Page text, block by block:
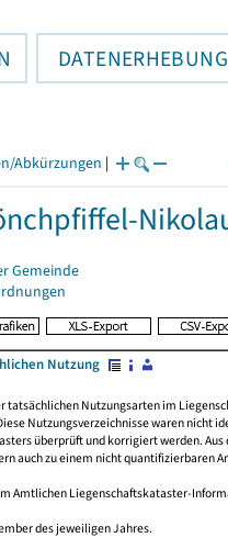
DATENERHEBUNG
Abkürzungen |
Gemeinde
Nutzung
tatsächlichen Nutzungsarten im
Nutzungsverzeichnisse waren
überprüft und korrigiert werden.
auch zu einem nicht quantifizierbaren
Amtlichen Liegenschaftskataster-
des jeweiligen Jahres.